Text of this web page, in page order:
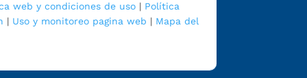
web y condiciones de uso | Política
| Uso y monitoreo pagina web | Mapa del